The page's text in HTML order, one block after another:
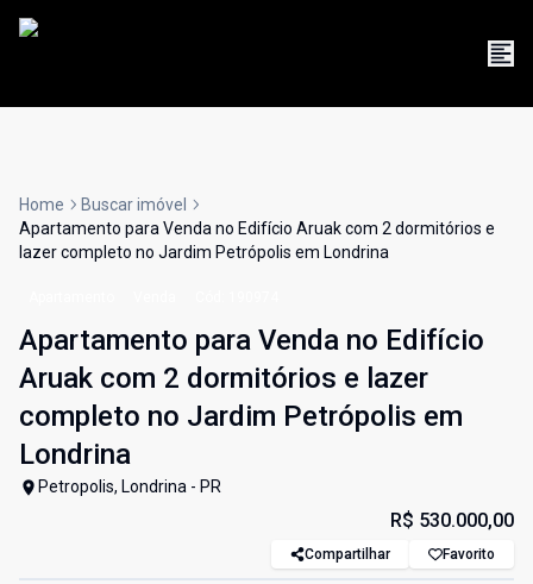
Home
Buscar imóvel
Apartamento para Venda no Edifício Aruak com 2 dormitórios e
lazer completo no Jardim Petrópolis em Londrina
Apartamento para Venda no Edifício
Aruak com 2 dormitórios e lazer
completo no Jardim Petrópolis em
Londrina
Petropolis, Londrina - PR
R$ 530.000,00
Compartilhar Favorito